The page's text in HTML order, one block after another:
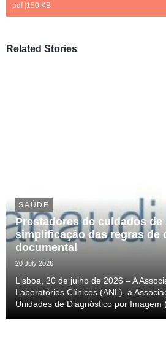
pdf|150 KB
Related Stories
SAÚDE
Prestadores de cuidados de
simplificação das regras de
documental
20 July 2026
Lisboa, 20 de julho de 2026 – A
Laboratórios Clínicos (ANL), a
Unidades de Diagnóstico por Imagem